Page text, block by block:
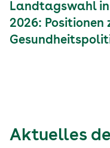
Landtagswahl
2026: Positionen
Aktuelles